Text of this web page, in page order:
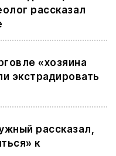
рассказал
«хозяина
экстрадировать
рассказал,
к